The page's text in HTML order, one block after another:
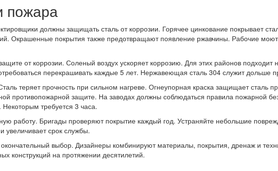
пожара
должны защищать сталь от коррозии. Горячее цинкование покрывает
Окрашенные покрытия также предотвращают появление ржавчины. Рабочие
от коррозии. Соленый воздух ускоряет коррозию. Для этих районов
перекрашивать каждые 5 лет. Нержавеющая сталь 304 служит дольше
теряет прочность при сильном нагреве. Огнеупорная краска защищает сталь
противопожарной защите. На заводах должны соблюдаться правила пожарной
требуется 3 часа.
работу. Бригады проверяют покрытие каждый год. Устраняйте небольшие
увеличивает срок службы.
выбор. Дизайнеры комбинируют материалы, покрытия, дренаж и
конструкций на протяжении десятилетий.